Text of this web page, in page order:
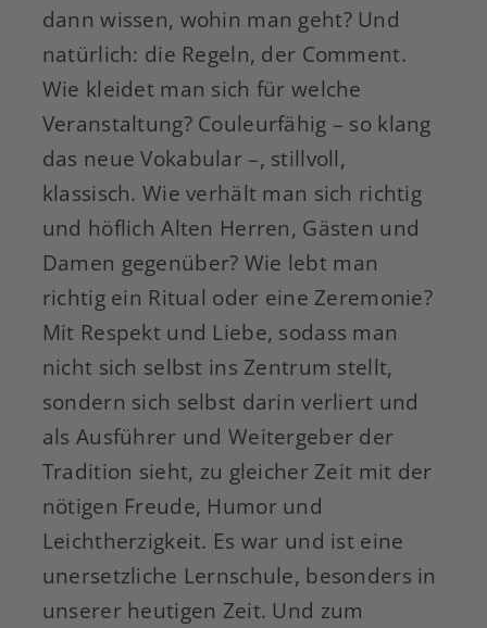
dann wissen, wohin man geht? Und
natürlich: die Regeln, der Comment.
Wie kleidet man sich für welche
Veranstaltung? Couleurfähig – so klang
das neue Vokabular –, stillvoll,
klassisch. Wie verhält man sich richtig
und höflich Alten Herren, Gästen und
Damen gegenüber? Wie lebt man
richtig ein Ritual oder eine Zeremonie?
Mit Respekt und Liebe, sodass man
nicht sich selbst ins Zentrum stellt,
sondern sich selbst darin verliert und
als Ausführer und Weitergeber der
Tradition sieht, zu gleicher Zeit mit der
nötigen Freude, Humor und
Leichtherzigkeit. Es war und ist eine
unersetzliche Lernschule, besonders in
unserer heutigen Zeit. Und zum